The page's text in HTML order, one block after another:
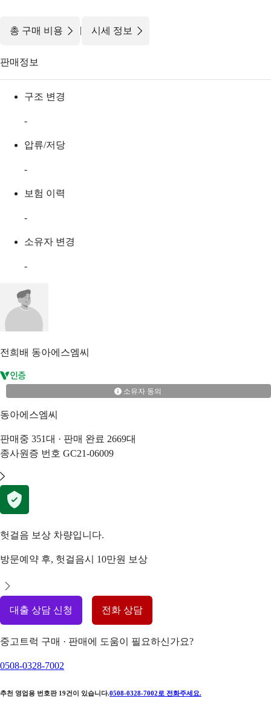
총 구매 비용 | 시세 정보
판매정보
구조 변경
-
압류/저당
-
보험 이력
-
소유자 변경
-
전희배 동아에스엠씨
소유자 동의
동아에스엠씨
판매중 351대 · 판매 완료 2669대
종사원증 번호 GC21-06009
헛걸음 보상 차량입니다.
방문예약 후, 헛걸음시 10만원 보상
대출 상담 신청 전화 상담
중고트럭 구매 · 판매에 도움이 필요하신가요?
0508-0328-7002
추천 영업용 번호판 19건이 있습니다.0508-0328-7002 로 전화주세요.